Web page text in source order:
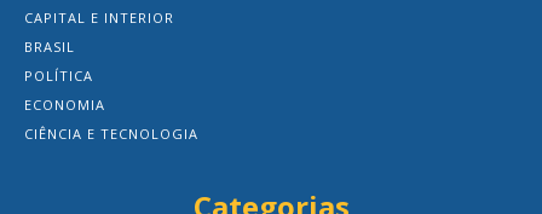
CAPITAL E INTERIOR
BRASIL
POLÍTICA
ECONOMIA
CIÊNCIA E TECNOLOGIA